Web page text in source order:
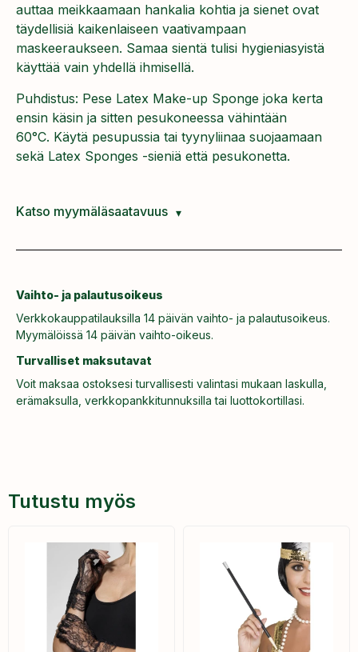
auttaa meikkaamaan hankalia kohtia ja sienet ovat
täydellisiä kaikenlaiseen vaativampaan
maskeeraukseen. Samaa sientä tulisi hygieniasyistä
käyttää vain yhdellä ihmisellä.
Puhdistus: Pese Latex Make-up Sponge joka kerta
ensin käsin ja sitten pesukoneessa vähintään
60°C. Käytä pesupussia tai tyynyliinaa suojaamaan
sekä Latex Sponges -sieniä että pesukonetta.
Katso myymäläsaatavuus
Vaihto- ja palautusoikeus
Verkkokauppatilauksilla 14 päivän vaihto- ja palautusoikeus.
Myymälöissä 14 päivän vaihto-oikeus.
Turvalliset maksutavat
Voit maksaa ostoksesi turvallisesti valintasi mukaan laskulla,
erämaksulla, verkkopankkitunnuksilla tai luottokortillasi.
Tutustu myös